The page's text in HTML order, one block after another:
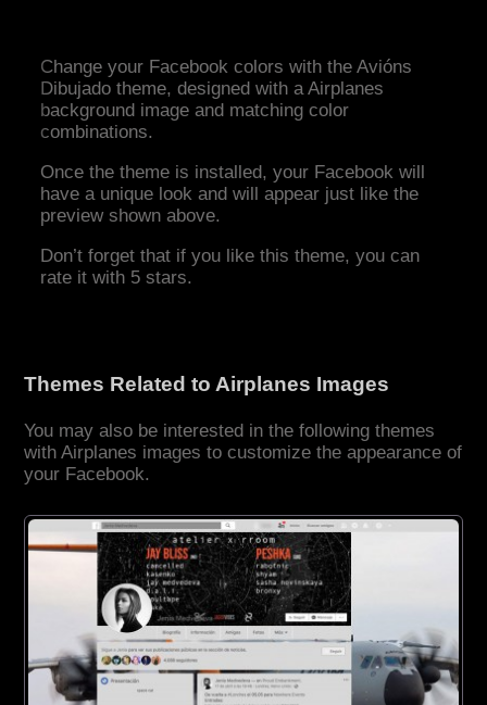
Change your Facebook colors with the Avións
Dibujado theme, designed with a Airplanes
background image and matching color
combinations.
Once the theme is installed, your Facebook will
have a unique look and will appear just like the
preview shown above.
Don’t forget that if you like this theme, you can
rate it with 5 stars.
Themes Related to Airplanes Images
You may also be interested in the following themes
with Airplanes images to customize the appearance of
your Facebook.